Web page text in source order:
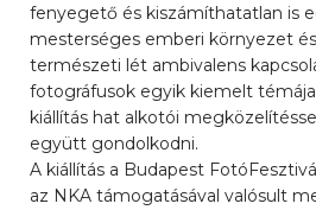
fenyegető és kiszámíthatatlan is
mesterséges emberi környezet
természeti lét ambivalens
fotográfusok egyik kiemelt
kiállítás hat alkotói
együtt gondolkodni.
A kiállítás a Budapest
az NKA támogatásával valósult